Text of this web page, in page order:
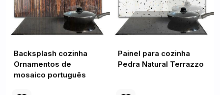
Backsplash cozinha
Ornamentos de
mosaico português
Painel para cozinha
Pedra Natural Terrazzo